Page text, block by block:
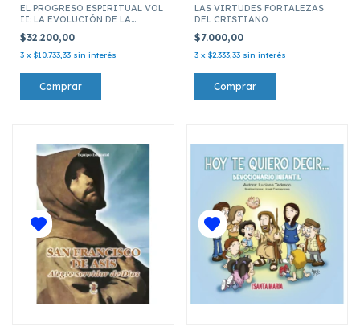
EL PROGRESO ESPIRITUAL VOL
II: LA EVOLUCIÓN DE LA
$32.200,00
3 x $10.733,33 sin interés
LAS VIRTUDES FORTALEZAS
DEL CRISTIANO
$7.000,00
3 x $2.333,33 sin interés